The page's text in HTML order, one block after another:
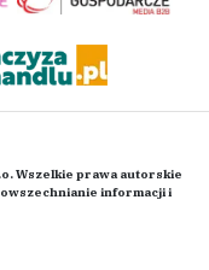
Wszelkie prawa autorskie
informacji i